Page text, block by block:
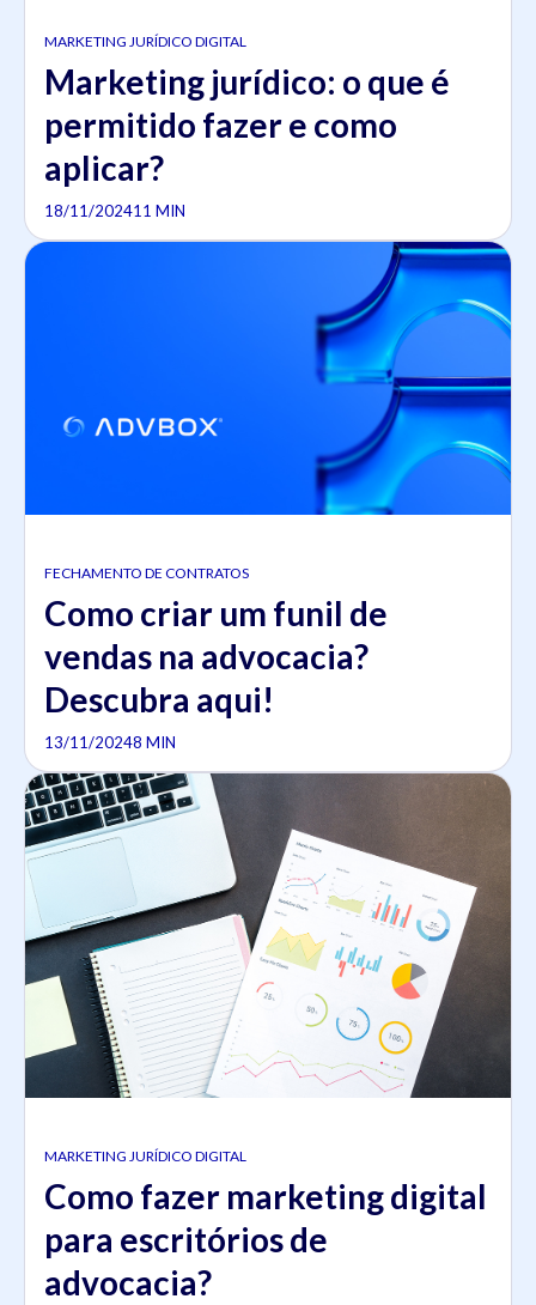
MARKETING JURÍDICO DIGITAL
Marketing jurídico: o que é
permitido fazer e como
aplicar?
18/11/202411 MIN
FECHAMENTO DE CONTRATOS
Como criar um funil de
vendas na advocacia?
Descubra aqui!
13/11/20248 MIN
MARKETING JURÍDICO DIGITAL
Como fazer marketing digital
para escritórios de
advocacia?